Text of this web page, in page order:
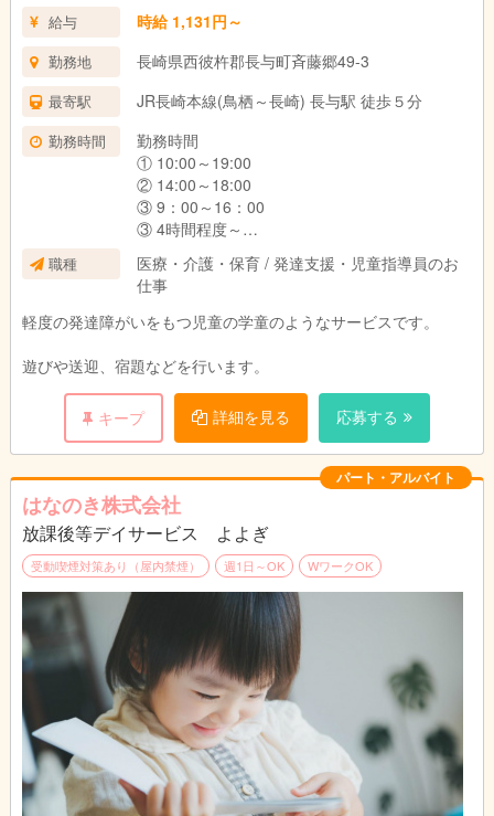
給与 時給 1,131円～
勤務地 長崎県西彼杵郡長与町斉藤郷49-3
最寄駅 JR長崎本線(鳥栖～長崎) 長与駅 徒歩５分
勤務時間
勤務時間
① 10:00～19:00
② 14:00～18:00
③ 9：00～16：00
③ 4時間程度～
などなど時間帯をお選びいただけます。
パート・アルバイトの方は、週１からＯＫで
時間も４時間からＯＫです。
無資格、理学療法士、作業療法士、言語聴覚士
の方も大歓迎です。
浜の町校、松山校、長与校、葉山校で募集して
おります。
４教室（浜の町校、松山校、葉山校、長与校）
で募集いたしております！！！
浜の町校（長崎市万屋町6-13-4F）
松山校（長崎市岡町4-2-2F）
葉山校（長崎市滑石2-5-15）
長与校（西彼杵郡長与町斉藤郷49-3）
職種
医療・介護・保育 / 発達支援・児童指導員のお
仕事
軽度の発達障がいをもつ児童の学童のようなサービスです。
遊びや送迎、宿題などを行います。
キープ 詳細を見る 応募する
パート・アルバイト
はなのき株式会社
放課後等デイサービス よよぎ
受動喫煙対策あり（屋内禁煙） 週1日～OK WワークOK